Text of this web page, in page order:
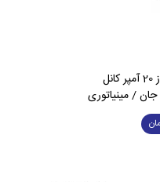
/ مینیاتوری